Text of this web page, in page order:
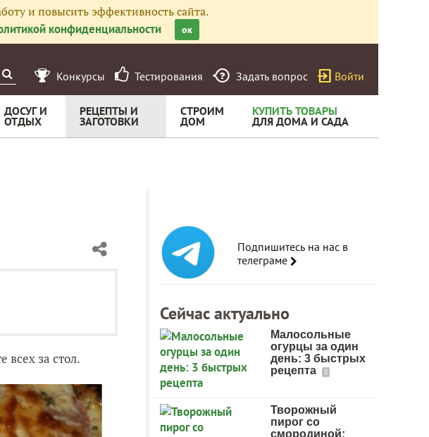
и повысить эффективность сайта.
конфиденциальности ок
Конкурсы Тестирования Задать вопрос Войти
ДОСУГ И
ОТДЫХ
РЕЦЕПТЫ И
ЗАГОТОВКИ
СТРОИМ
ДОМ
КУПИТЬ ТОВАРЫ
ДЛЯ ДОМА И САДА
всех за стол.
Подпишитесь на нас в
телеграме
Сейчас актуально
Малосольные
огурцы за один
день: 3 быстрых
рецепта
5
Творожный
пирог со
смородиной: